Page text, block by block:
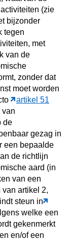
(zie
bijzonder
tegen
met
van de
zonder dat
moet worden
artikel 51
van
de
gezag in
een bepaalde
de richtlijn
aard (in
van een
artikel 2,
steun in
welke een
gekenmerkt
en/of een